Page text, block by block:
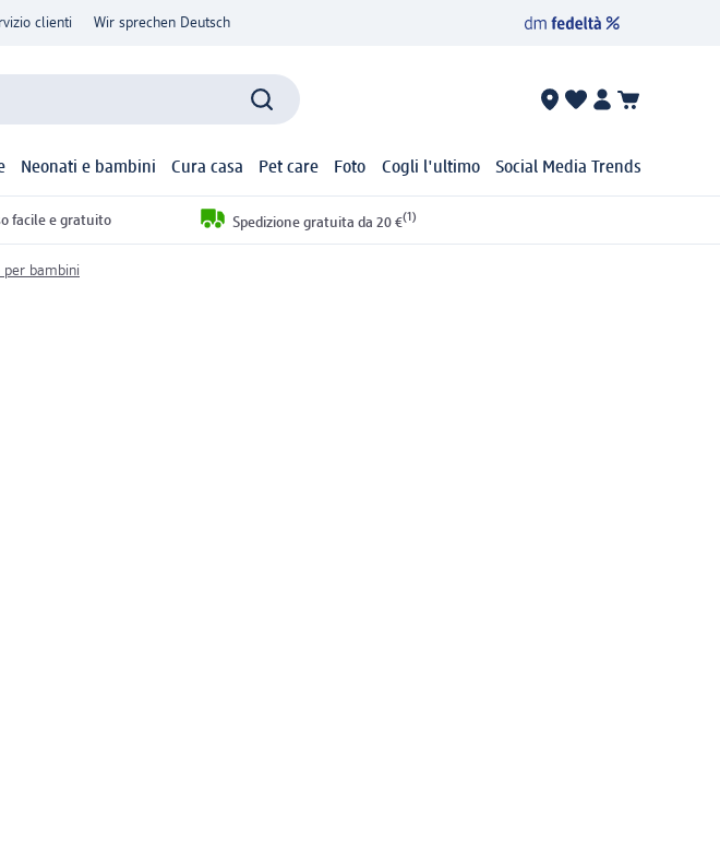
clienti Wir sprechen Deutsch
Neonati e bambini Cura casa Pet care Foto Cogli l'ultimo Social Media Trends
facile e gratuito Spedizione gratuita da 20 €(1)
per bambini